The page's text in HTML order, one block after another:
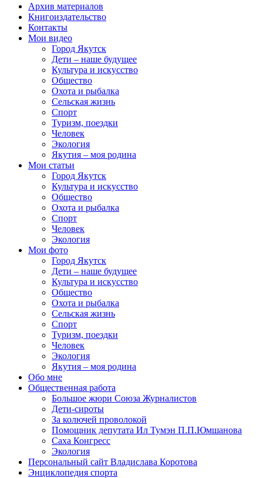
Архив материалов
Книгоиздательство
Контакты
Мои видео
Город Якутск
Дети – наше будущее
Культура и искусство
Общество
Охота и рыбалка
Сельская жизнь
Спорт
Туризм, поездки
Человек
Экология
Якутия – моя родина
Мои статьи
Город Якутск
Культура и искусство
Общество
Охота и рыбалка
Спорт
Человек
Экология
Мои фото
Город Якутск
Дети – наше будущее
Культура и искусство
Общество
Охота и рыбалка
Сельская жизнь
Спорт
Туризм, поездки
Человек
Экология
Якутия – моя родина
Обо мне
Общественная работа
Большое жюри Союза Журналистов
Дети-сироты
За колючей проволокой
Помощник депутата Ил Тумэн П.П.Юмшанова
Саха Конгресс
Экология
Персональный сайт Владислава Коротова
Энциклопедия спорта